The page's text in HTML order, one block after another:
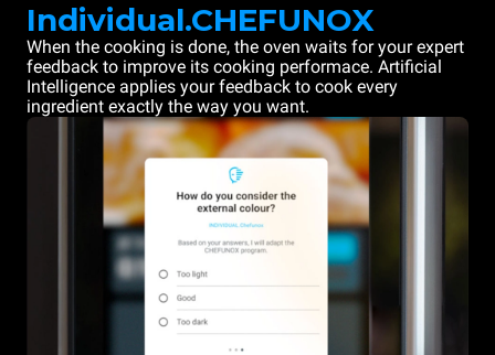
Individual.CHEFUNOX
When the cooking is done, the oven waits for your expert
feedback to improve its cooking performace. Artificial
Intelligence applies your feedback to cook every
ingredient exactly the way you want.